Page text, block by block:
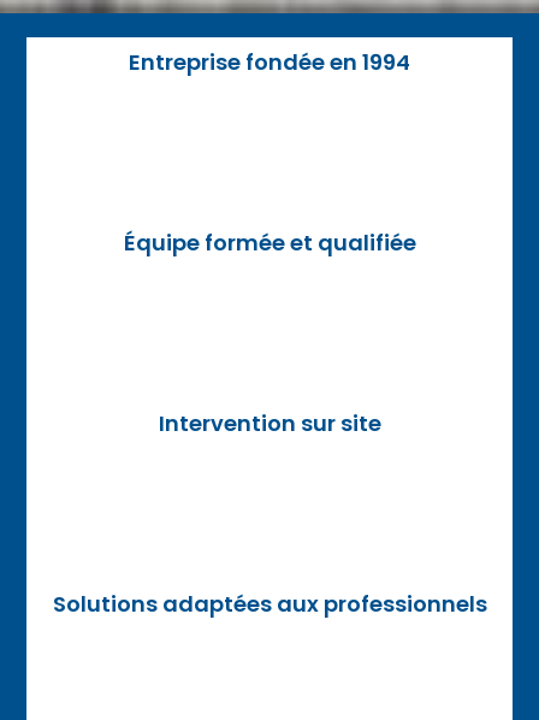
Entreprise fondée en 1994
Équipe formée et qualifiée
Intervention sur site
Solutions adaptées aux professionnels